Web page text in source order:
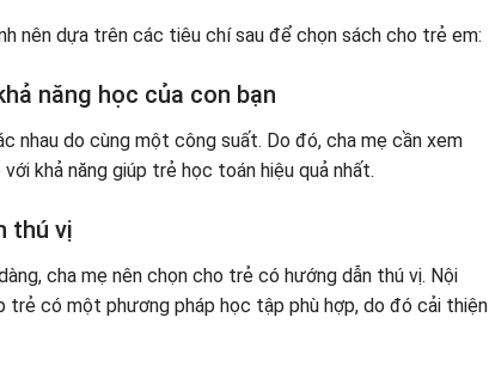
nên dựa trên các tiêu chí sau để chọn sách cho trẻ em:
năng học của con bạn
nhau do cùng một công suất. Do đó, cha mẹ cần xem
khả năng giúp trẻ học toán hiệu quả nhất.
thú vị
cha mẹ nên chọn cho trẻ có hướng dẫn thú vị. Nội
trẻ có một phương pháp học tập phù hợp, do đó cải thiện